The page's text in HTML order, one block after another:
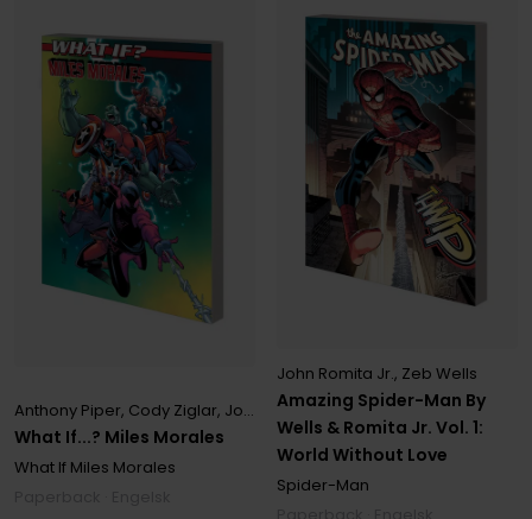
What If...? Miles Morales
Anthony Piper, Cody Ziglar, John Ridley
What If Miles Morales
Amazing Spider-Man By
Wells & Romita Jr. Vol. 1:
World Without Love
John Romita Jr., Zeb Wells
Spider-Man